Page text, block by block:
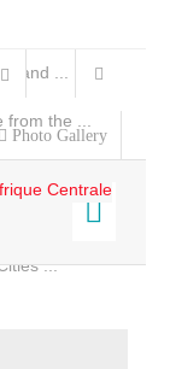
...
the ...
...
Photo Gallery